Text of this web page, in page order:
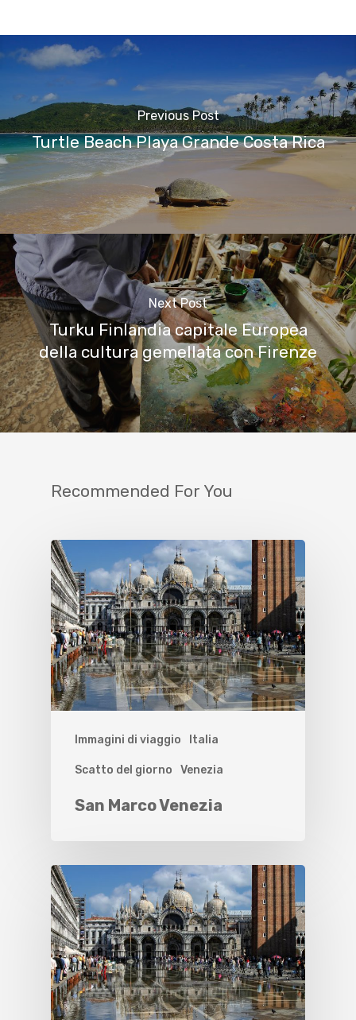
Previous Post
Turtle Beach Playa Grande Costa Rica
Next Post
Turku Finlandia capitale Europea
della cultura gemellata con Firenze
Recommended For You
Immagini di viaggio Italia
Scatto del giorno Venezia
San Marco Venezia